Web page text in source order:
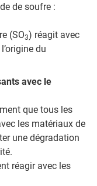
de soufre :
(SO3) réagit avec
du
avec le
que tous les
les matériaux de
une dégradation
réagir avec les